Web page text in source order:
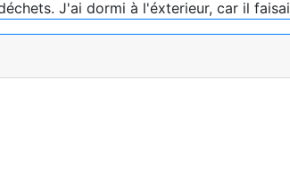
J'ai dormi à l'éxterieur, car il